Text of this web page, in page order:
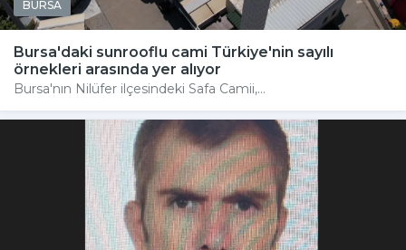
BURSA
Bursa'daki sunrooflu cami Türkiye'nin sayılı
örnekleri arasında yer alıyor
Bursa'nın Nilüfer ilçesindeki Safa Camii,...